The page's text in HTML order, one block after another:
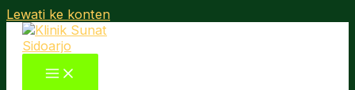
Lewati ke konten